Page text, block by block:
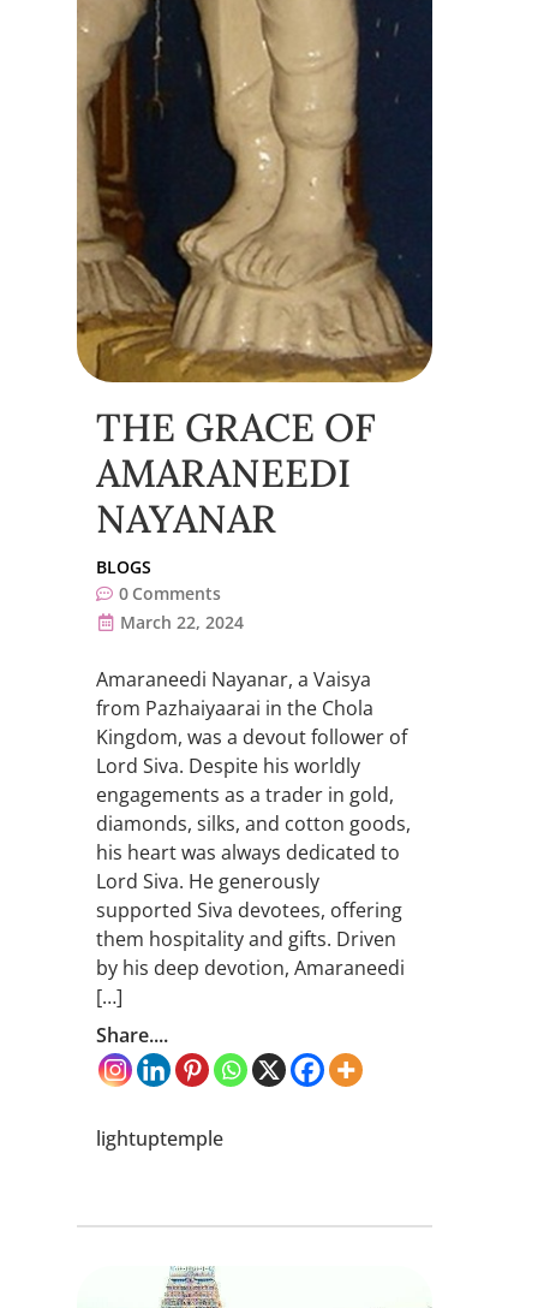
THE GRACE OF
AMARANEEDI
NAYANAR
BLOGS
0 Comments
March 22, 2024
Amaraneedi Nayanar, a Vaisya
from Pazhaiyaarai in the Chola
Kingdom, was a devout follower of
Lord Siva. Despite his worldly
engagements as a trader in gold,
diamonds, silks, and cotton goods,
his heart was always dedicated to
Lord Siva. He generously
supported Siva devotees, offering
them hospitality and gifts. Driven
by his deep devotion, Amaraneedi
[…]
Share....
lightuptemple